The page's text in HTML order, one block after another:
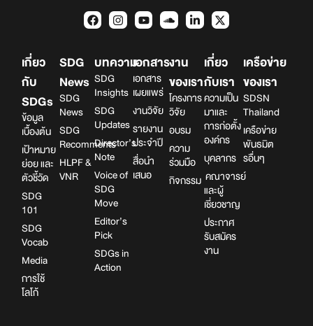
เกี่ยว
กับ
SDGs
ข้อมูล
เบื้องต้น
เป้าหมาย
ย่อย และ
ตัวชี้วัด
SDG
101
SDG
Vocab
Media
การใช้
โลโก้
SDG
News
SDG
News
SDG
Recomments
HLPF &
VNR
บทความ
SDG
Insights
SDG
Updates
Director’s
Note
Voice of
SDG
Move
Editor’s
Pick
SDGs in
Action
เอกสาร
เอกสาร
เผยแพร่
งานวิจัย
รายงาน
ประจำปี
สื่อนำ
เสนอ
งาน
ของเรา
โครงการ
วิจัย
อบรม
ความ
ร่วมมือ
กิจกรรม
เกี่ยว
กับเรา
ความเป็น
มาและ
การก่อตั้ง
องค์กร
บุคลากร
คณาจารย์
และผู้
เชี่ยวชาญ
ประกาศ
รับสมัคร
งาน
เครือข่าย
ของเรา
SDSN
Thailand
เครือข่าย
พันธมิต
รอื่นๆ